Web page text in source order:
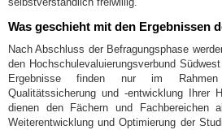
Was geschieht mit den Ergebnissen
Nach Abschluss der Befragungsphase
den Hochschulevaluierungsverbund
Ergebnisse finden nur im
Qualitätssicherung und -entwicklung Ihrer
dienen den Fächern und Fachbereichen
Weiterentwicklung und Optimierung der